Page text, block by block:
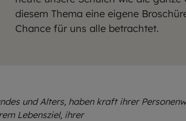
diesem Thema eine eigene
Chance für uns alle betrachtet.
und Alters, haben kraft ihrer
Lebensziel, ihrer